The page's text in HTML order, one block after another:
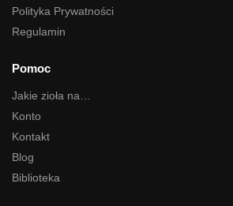
Polityka Prywatności
Regulamin
Pomoc
Jakie zioła na…
Konto
Kontakt
Blog
Biblioteka